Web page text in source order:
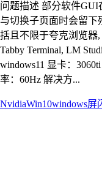
问题描述 部分软件
与切换子页面时会留
括且不限于夸克浏览器,
Tabby Terminal, LM
windows11 显卡：
率：60Hz 解决方...
NvidiaWin10windows屏